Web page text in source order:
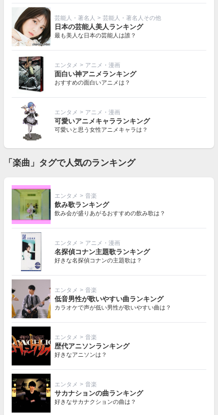
芸能人・著名人 > 芸能人・著名人その他
日本の芸能人美人ランキング
最も美人な日本の芸能人は誰？
エンタメ > アニメ・漫画
面白い神アニメランキング
おすすめの面白いアニメは？
エンタメ > アニメ・漫画
可愛いアニメキャラランキング
可愛いと思う女性アニメキャラは？
「楽曲」タグで人気のランキング
エンタメ > 音楽
飲み歌ランキング
飲み会が盛りあがるおすすめの飲み歌は？
エンタメ > アニメ・漫画
名探偵コナン主題歌ランキング
好きな名探偵コナンの主題歌は？
エンタメ > 音楽
低音男性が歌いやすい曲ランキング
カラオケで声が低い男性が歌いやすい曲は？
エンタメ > 音楽
歴代アニソンランキング
好きなアニソンは？
エンタメ > 音楽
サカナションの曲ランキング
好きなサカナクションの曲は？